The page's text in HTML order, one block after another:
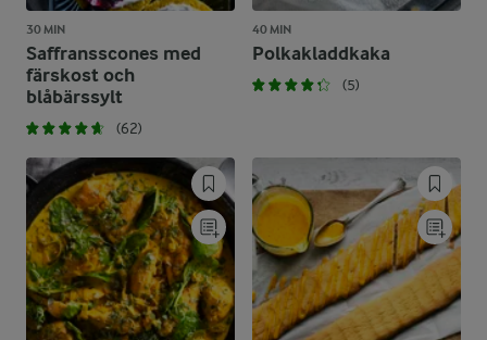
30 MIN
Saffransscones med
färskost och
blåbärssylt
(62)
40 MIN
Polkakladdkaka
(5)